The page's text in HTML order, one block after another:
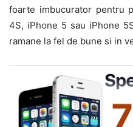
foarte imbucurator pentru
4S, iPhone 5 sau iPhone
ramane la fel de bune si in